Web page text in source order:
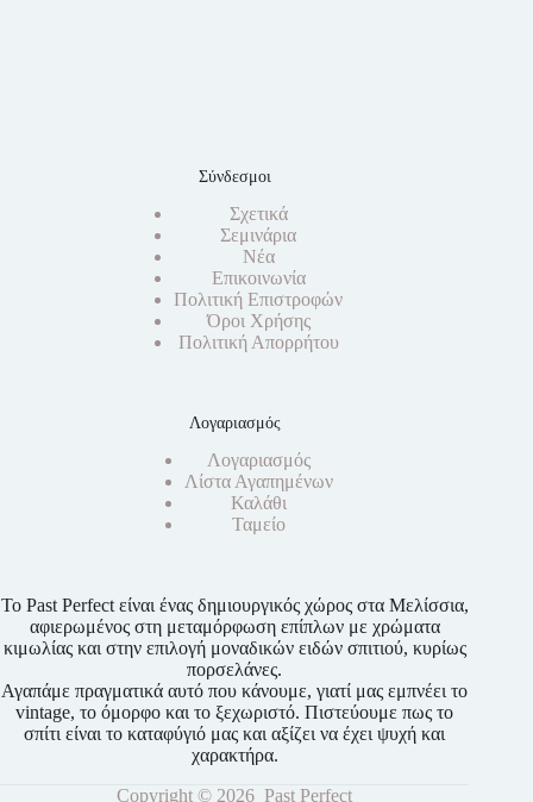
Σύνδεσμοι
Σχετικά
Σεμινάρια
Νέα
Επικοινωνία
Πολιτική Επιστροφών
Όροι Χρήσης
Πολιτική Απορρήτου
Λογαριασμός
Λογαριασμός
Λίστα Αγαπημένων
Καλάθι
Ταμείο
Το Past Perfect είναι ένας δημιουργικός χώρος στα Μελίσσια,
αφιερωμένος στη μεταμόρφωση επίπλων με χρώματα
κιμωλίας και στην επιλογή μοναδικών ειδών σπιτιού, κυρίως
πορσελάνες.
Αγαπάμε πραγματικά αυτό που κάνουμε, γιατί μας εμπνέει το
vintage, το όμορφο και το ξεχωριστό. Πιστεύουμε πως το
σπίτι είναι το καταφύγιό μας και αξίζει να έχει ψυχή και
χαρακτήρα.
Copyright © 2026 Past Perfect